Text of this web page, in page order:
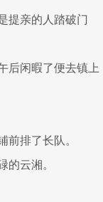
提亲的人踏破门
后闲暇了便去镇上
排了长队。
的云湘。